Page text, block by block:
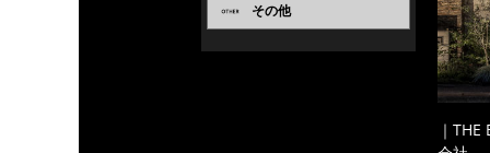
その他
｜